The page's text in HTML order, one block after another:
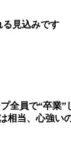
る見込みです
全員で“卒業”
相当、心強い